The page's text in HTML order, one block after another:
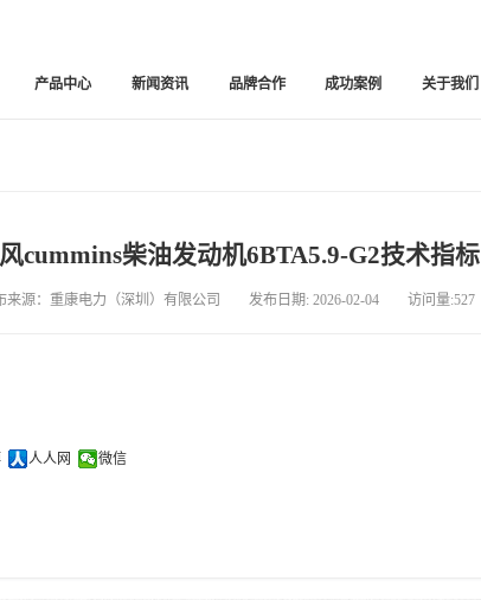
产品中心 新闻资讯 品牌合作 成功案例 关于我们
cummins柴油发动机6BTA5.9-G2技术指标
来源：重康电力（深圳）有限公司 发布日期: 2026-02-04 访问量:527
人人网 微信